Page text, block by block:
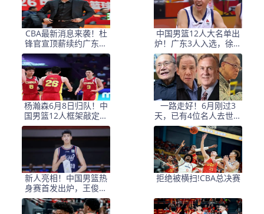
CBA最新消息来袭！杜
锋官宣顶薪续约广东男
篮，杨鸣婉拒执教北控
中国男篮12人大名单出
炉！广东3人入选，徐昕
国家队首秀，胡明轩轮
休
杨瀚森6月8日归队！中
国男篮12人框架敲定，
锋线王牌竟是他？
一路走好！6月刚过3
天，已有4位名人去世，
姚明等人发文悼念
新人亮相！中国男篮热
身赛首发出炉，王俊杰
领衔+徐昕坐镇禁区
拒绝被横扫!CBA总决赛